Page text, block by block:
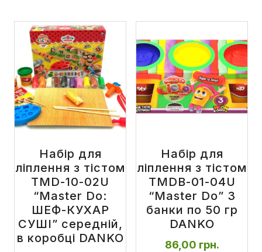
Набір для
ліплення з тістом
TMD-10-02U
“Master Do:
ШЕФ-КУХАР
СУШІ” середній,
в коробці DANKO
Набір для
ліплення з тістом
TMDB-01-04U
“Master Do” 3
банки по 50 гр
DANKO
86,00 грн.